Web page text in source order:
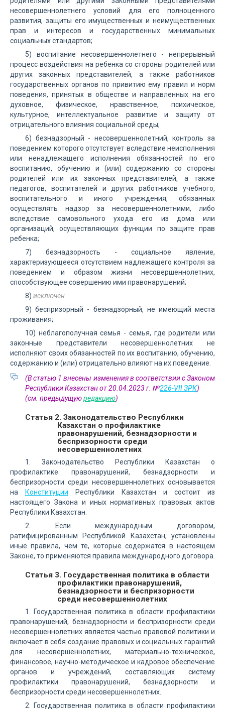
несовершеннолетнего условий для его полноценного
развития, защиты его имущественных и неимущественных
прав и интересов и государственных минимальных
социальных стандартов;
5) воспитание несовершеннолетнего - непрерывный
процесс воздействия на ребенка со стороны родителей или
других законных представителей, а также работников
государственных органов по привитию ему правил и норм
поведения, принятых в обществе и направленных на его
духовное, физическое, нравственное, психическое,
культурное, интеллектуальное развитие и защиту от
отрицательного влияния социальной среды;
6) безнадзорный - несовершеннолетний, контроль за
поведением которого отсутствует вследствие неисполнения
или ненадлежащего исполнения обязанностей по его
воспитанию, обучению и (или) содержанию со стороны
родителей или их законных представителей, а также
педагогов, воспитателей и других работников учебного,
воспитательного и иного учреждения, обязанных
осуществлять надзор за несовершеннолетними, либо
вследствие самовольного ухода его из дома или
организаций, осуществляющих функции по защите прав
ребенка;
7) безнадзорность - социальное явление,
характеризующееся отсутствием надлежащего контроля за
поведением и образом жизни несовершеннолетних,
способствующее совершению ими правонарушений;
8) исключен
9) беспризорный - безнадзорный, не имеющий места
проживания;
10) неблагополучная семья - семья, где родители или
законные представители несовершеннолетних не
исполняют своих обязанностей по их воспитанию, обучению,
содержанию и (или) отрицательно влияют на их поведение.
(В статью 1 внесены изменения в соответствии с Законом
Республики Казахстан от 20.04.2023 г. №226-VII ЗРК)
(см. предыдущуюредакцию)
Статья 2. Законодательство Республики
Казахстан о профилактике
правонарушений, безнадзорности и
беспризорности среди
несовершеннолетних
1. Законодательство Республики Казахстан о
профилактике правонарушений, безнадзорности и
беспризорности среди несовершеннолетних основывается
на
Конституции Республики Казахстан и состоит из
настоящего Закона и иных нормативных правовых актов
Республики Казахстан.
2. Если международным договором,
ратифицированным Республикой Казахстан, установлены
иные правила, чем те, которые содержатся в настоящем
Законе, то применяются правила международного договора.
Статья 3. Государственная политика в области
профилактики правонарушений,
безнадзорности и беспризорности
среди несовершеннолетних
1. Государственная политика в области профилактики
правонарушений, безнадзорности и беспризорности среди
несовершеннолетних является частью правовой политики и
включает в себя создание правовых и социальных гарантий
для несовершеннолетних, материально-техническое,
финансовое, научно-методическое и кадровое обеспечение
органов и учреждений, составляющих систему
профилактики правонарушений, безнадзорности и
беспризорности среди несовершеннолетних.
2. Государственная политика в области профилактики